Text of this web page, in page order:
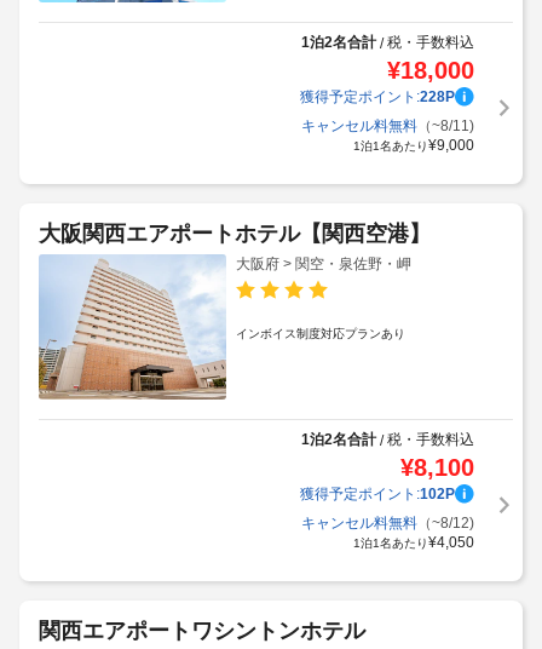
1泊2名合計/税・手数料込
¥18,000
獲得予定ポイント:228P
キャンセル料無料（~8/11)
1泊1名あたり¥9,000
大阪関西エアポートホテル【関西空港】
大阪府 > 関空・泉佐野・岬
インボイス制度対応プランあり
1泊2名合計/税・手数料込
¥8,100
獲得予定ポイント:102P
キャンセル料無料（~8/12)
1泊1名あたり¥4,050
関西エアポートワシントンホテル